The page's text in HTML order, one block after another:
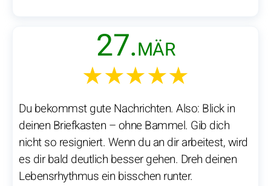
27.MÄR
★★★★★
Du bekommst gute Nachrichten. Also: Blick in
deinen Briefkasten – ohne Bammel. Gib dich
nicht so resigniert. Wenn du an dir arbeitest, wird
es dir bald deutlich besser gehen. Dreh deinen
Lebensrhythmus ein bisschen runter.